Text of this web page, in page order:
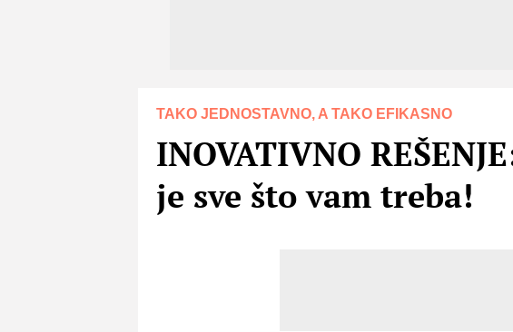
TAKO JEDNOSTAVNO, A TAKO EFIKASNO
INOVATIVNO
je sve što vam treba!